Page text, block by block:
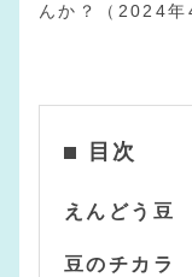
んか？（2024年
目次
えんどう豆
豆のチカラ